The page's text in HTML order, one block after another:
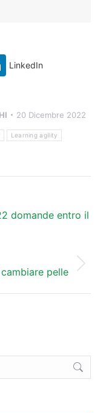
LinkedIn
20 Dicembre 2022
Learning agility
domande entro il
pelle